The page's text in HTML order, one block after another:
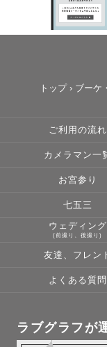
トップ› ブーケ
ご利用の流れ
カメラマン一
お宮参り
七五三
ウェディング
(前撮り、後撮り)
友達、フレン
よくある質問
ラブグラフが